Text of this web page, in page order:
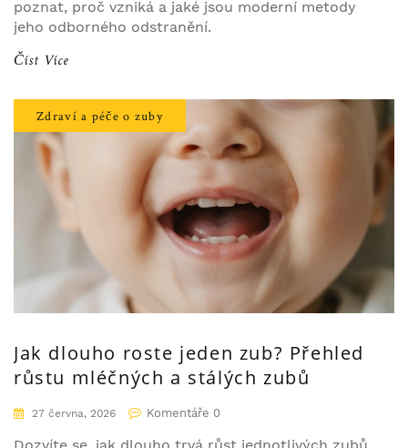
poznat, proč vzniká a jaké jsou moderní metody
jeho odborného odstranění.
Číst Více
Zdraví a péče o zuby
Jak dlouho roste jeden zub? Přehled
růstu mléčných a stálých zubů
27 června, 2026 Komentáře 0